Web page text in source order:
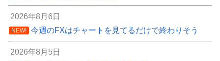
2026年8月6日
NEW! 今週のFXはチャートを見てるだけで終わりそう
2026年8月5日